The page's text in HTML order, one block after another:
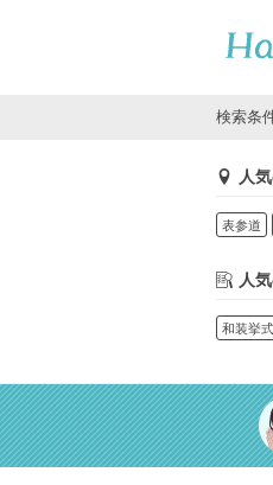
検索条
人
表参道
人
和装挙